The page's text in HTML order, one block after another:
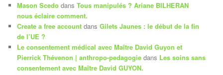
Mason Scedo dansTous manipulés ? Ariane BILHERAN
nous éclaire comment.
Create a free account dansGilets Jaunes : le début de la fin
de l’UE ?
Le consentement médical avec Maître David Guyon et
Pierrick Thévenon | anthropo-pedagogie dans Les soins sans
consentement avec Maître David GUYON.